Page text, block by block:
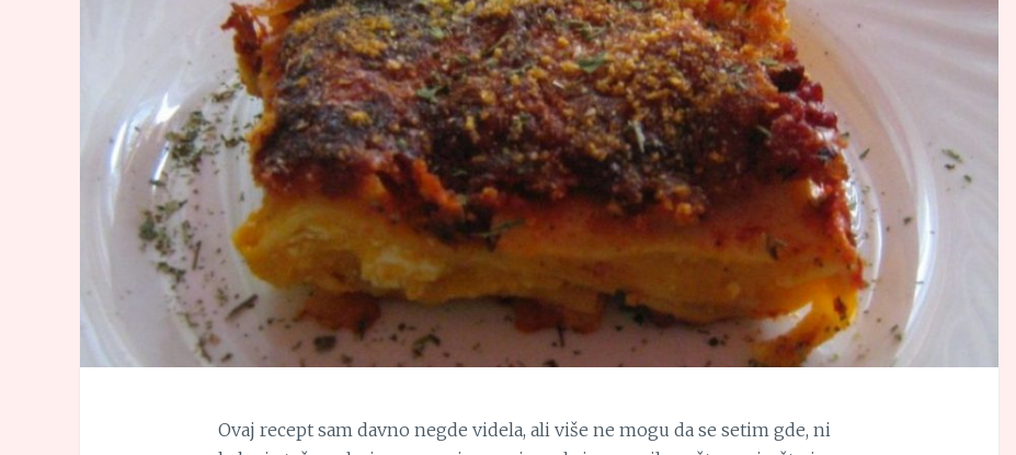
Ovaj recept sam davno negde videla, ali više ne mogu da se setim gde, ni